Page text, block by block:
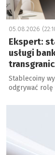
05.08.2026
Ekspert:
usługi
Stablecoiny
odgrywać rolę
a